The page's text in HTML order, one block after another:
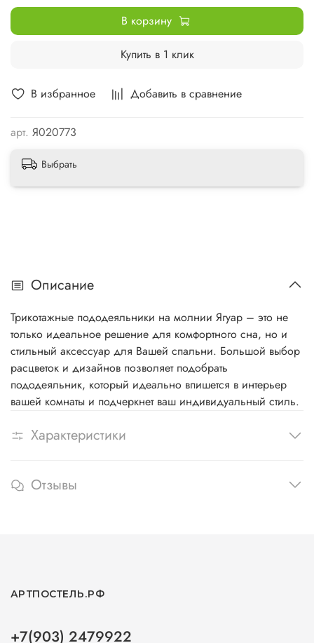
В избранное Добавить в сравнение
арт. Я020773
В корзину
Купить в 1 клик
Выбрать
Описание
Трикотажные пододеяльники на молнии Ягуар – это не
только идеальное решение для комфортного сна, но и
стильный аксессуар для Вашей спальни. Большой выбор
расцветок и дизайнов позволяет подобрать
пододеяльник, который идеально впишется в интерьер
вашей комнаты и подчеркнет ваш индивидуальный стиль.
Характеристики
Отзывы
АРТПОСТЕЛЬ.РФ
+7(903) 2479922